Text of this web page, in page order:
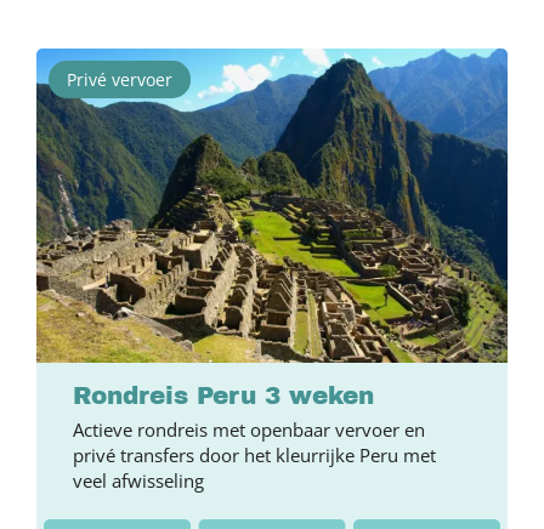
Privé vervoer
Rondreis Peru 3 weken
Actieve rondreis met openbaar vervoer en
privé transfers door het kleurrijke Peru met
veel afwisseling